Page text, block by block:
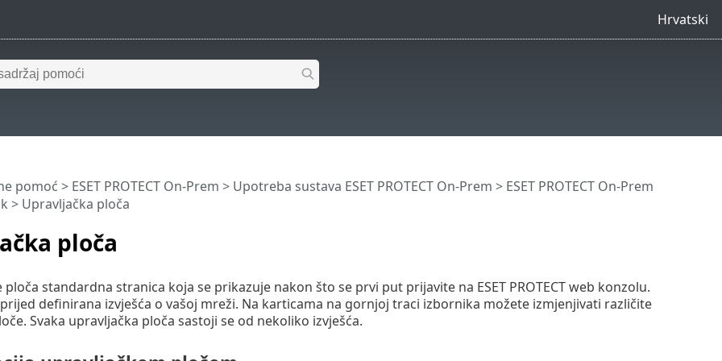
Hrvatski
ploča
pomoć > ESET PROTECT On-Prem > Upotreba sustava ESET PROTECT On-Prem > ESET PROTECT On-Prem
> Upravljačka ploča
ploča standardna stranica koja se prikazuje nakon što se prvi put prijavite na ESET PROTECT web konzolu.
definirana izvješća o vašoj mreži. Na karticama na gornjoj traci izbornika možete izmjenjivati različite
Svaka upravljačka ploča sastoji se od nekoliko izvješća.